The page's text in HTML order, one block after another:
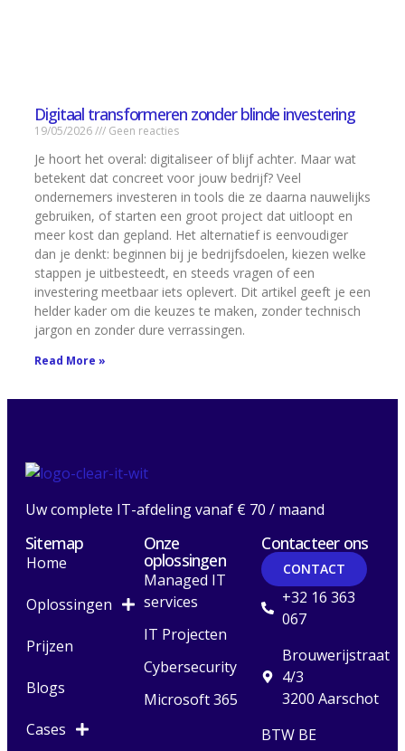
Digitaal transformeren zonder blinde investering
19/05/2026 Geen reacties
Je hoort het overal: digitaliseer of blijf achter. Maar wat
betekent dat concreet voor jouw bedrijf? Veel
ondernemers investeren in tools die ze daarna nauwelijks
gebruiken, of starten een groot project dat uitloopt en
meer kost dan gepland. Het alternatief is eenvoudiger
dan je denkt: beginnen bij je bedrijfsdoelen, kiezen welke
stappen je uitbesteedt, en steeds vragen of een
investering meetbaar iets oplevert. Dit artikel geeft je een
helder kader om die keuzes te maken, zonder technisch
jargon en zonder dure verrassingen.
Read More »
Uw complete IT-afdeling vanaf € 70 / maand
Sitemap
Home
Oplossingen
Prijzen
Blogs
Cases
Onze
oplossingen
Managed IT
services
IT Projecten
Cybersecurity
Microsoft 365
Contacteer ons
CONTACT
+32 16 363
067
Brouwerijstraat
4/3
3200 Aarschot
BTW BE